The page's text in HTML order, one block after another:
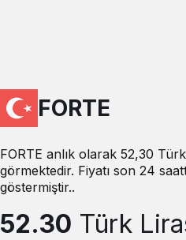
FORTE
FORTE anlık olarak 52,30
görmektedir. Fiyatı son 24
göstermiştir..
52.30 Türk